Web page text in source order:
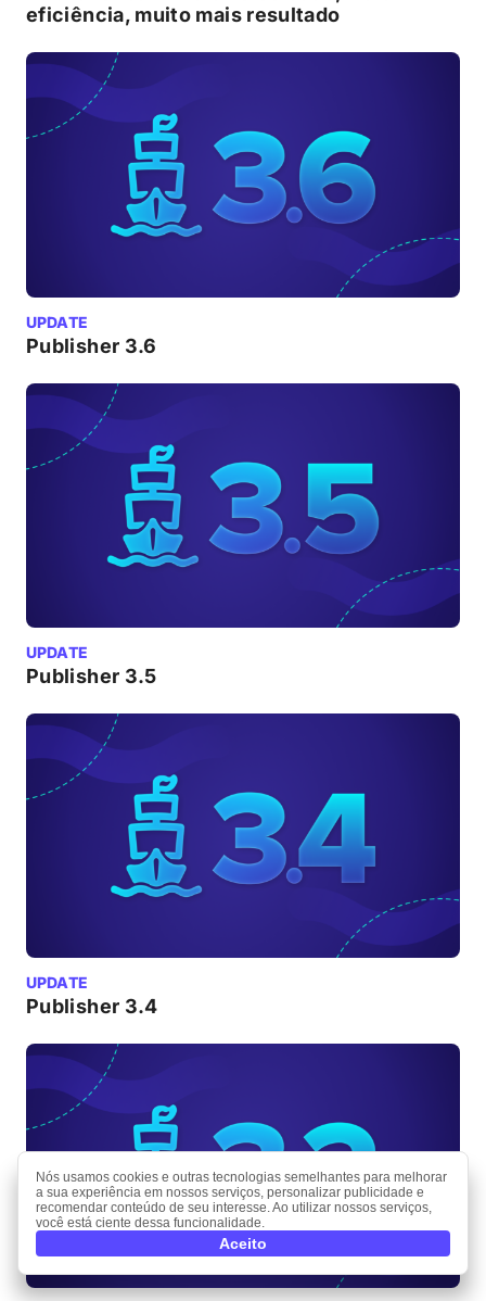
eficiência, muito mais resultado
UPDATE
Publisher 3.6
UPDATE
Publisher 3.5
UPDATE
Publisher 3.4
Nós usamos cookies e outras tecnologias semelhantes para melhorar
a sua experiência em nossos serviços, personalizar publicidade e
recomendar conteúdo de seu interesse. Ao utilizar nossos serviços,
você está ciente dessa funcionalidade.
Aceito